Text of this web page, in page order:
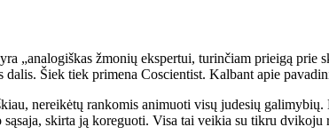
„analogiškas žmonių ekspertui, turinčiam prieigą
Šiek tiek primena Coscientist. Kalbant apie
nereikėtų rankomis animuoti visų judesių
skirta ją koreguoti. Visa tai veikia su tikru dvikoju